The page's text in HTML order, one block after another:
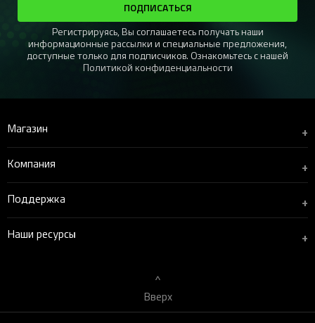
ПОДПИСАТЬСЯ
Регистрируясь, Вы соглашаетесь получать наши
информационные рассылки и специальные предложения,
доступные только для подписчиков. Ознакомьтесь с нашей
Политикой конфиденциальности
Магазин +
Компания +
Поддержка +
Наши ресурсы +
Вверх